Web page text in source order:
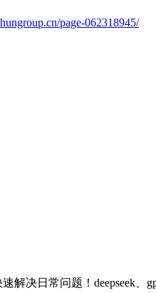
page-062318945/
解决日常问题！deepseek